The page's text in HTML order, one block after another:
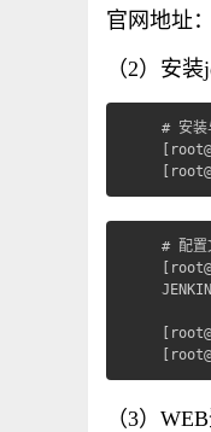
官网地址：
（2）安
# 安装
# 配置
（3）